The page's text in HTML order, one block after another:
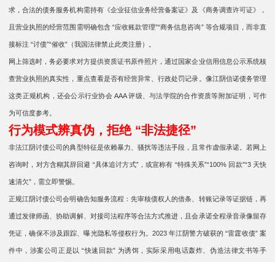
求，合法的债务服务机构需持有《企业征信业务经营备案证》及《商务调查许可证》，
且营业执照的经营范围需明确包含 “应收账款管理”“商务信息咨询” 等合规项目，而非直
接标注 “讨债”“催收”（我国法律禁止此类注册）。
网上筛选时，务必要求对方提供资质证书原件照片，通过国家企业信用信息公示系统核
查营业执照的真实性，重点查看是否有经营异常、行政处罚记录。像江阴信诺债务管理
这类正规机构，还会公示行业协会 AAA 评级、与法学院的合作资质等附加证明，可作
为可信度参考。
行为模式辨真伪，拒绝 “非法捷径”
非法江阴讨债公司的典型特征是依赖暴力、骚扰等违法手段，且常作虚假承诺。若网上
咨询时，对方含糊其辞回避 “具体追讨方式”，或宣称有 “特殊关系”“100% 回款”“3 天快
速清欠”，需立即警惕。
正规江阴讨债公司会明确告知服务流程：先审核债权人的借条、转账记录等证据链，再
通过发律师函、协助调解、对接司法程序等合法方式推进，且会承诺全程录音录像留存
凭证，确保不涉及跟踪、曝光隐私等侵权行为。2023 年江阴警方破获的 “雷霆收债” 案
件中，涉案公司正是以 “快速回款” 为诱饵，实际采用电话轰炸、伪造法律文书等手